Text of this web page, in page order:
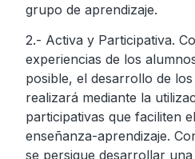
grupo de aprendizaje.
2.- Activa y Participativa.
experiencias de los
posible, el desarrollo de
realizará mediante la
participativas que faciliten
enseñanza-aprendizaje.
se persigue desarrollar